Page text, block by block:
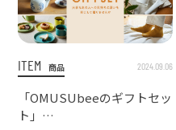
ITEM 商品 2024.09.06
「OMUSUbeeのギフトセッ
ト」